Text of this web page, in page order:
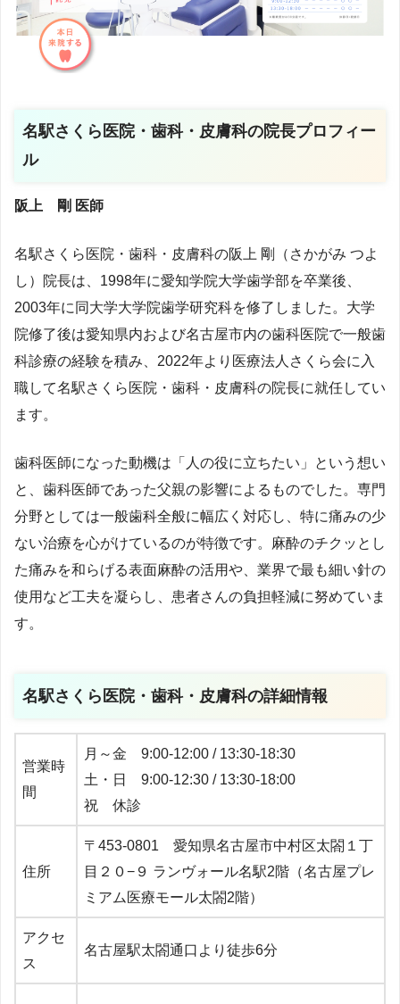
名駅さくら医院・歯科・皮膚科の院長プロフィー
ル
阪上 剛 医師
名駅さくら医院・歯科・皮膚科の阪上 剛（さかがみ つよ
し）院長は、1998年に愛知学院大学歯学部を卒業後、
2003年に同大学大学院歯学研究科を修了しました。大学
院修了後は愛知県内および名古屋市内の歯科医院で一般歯
科診療の経験を積み、2022年より医療法人さくら会に入
職して名駅さくら医院・歯科・皮膚科の院長に就任してい
ます​。
歯科医師になった動機は「人の役に立ちたい」という想い
と、歯科医師であった父親の影響によるものでした。専門
分野としては一般歯科全般に幅広く対応し、特に痛みの少
ない治療を心がけているのが特徴です。麻酔のチクッとし
た痛みを和らげる表面麻酔の活用や、業界で最も細い針の
使用など工夫を凝らし、患者さんの負担軽減に努めていま
す​。
名駅さくら医院・歯科・皮膚科の詳細情報
営業時
間
月～金 9:00-12:00 / 13:30-18:30
土・日 9:00-12:30 / 13:30-18:00
祝 休診
住所
〒453-0801 愛知県名古屋市中村区太閤１丁
目２０−９ ランヴォール名駅2階（名古屋プレ
ミアム医療モール太閤2階）
アクセ
ス
名古屋駅太閤通口より徒歩6分